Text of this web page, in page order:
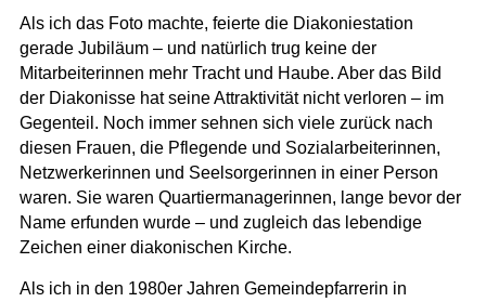
Als ich das Foto machte, feierte die Diakoniestation
gerade Jubiläum – und natürlich trug keine der
Mitarbeiterinnen mehr Tracht und Haube. Aber das Bild
der Diakonisse hat seine Attraktivität nicht verloren – im
Gegenteil. Noch immer sehnen sich viele zurück nach
diesen Frauen, die Pflegende und Sozialarbeiterinnen,
Netzwerkerinnen und Seelsorgerinnen in einer Person
waren. Sie waren Quartiermanagerinnen, lange bevor der
Name erfunden wurde – und zugleich das lebendige
Zeichen einer diakonischen Kirche.
Als ich in den 1980er Jahren Gemeindepfarrerin in